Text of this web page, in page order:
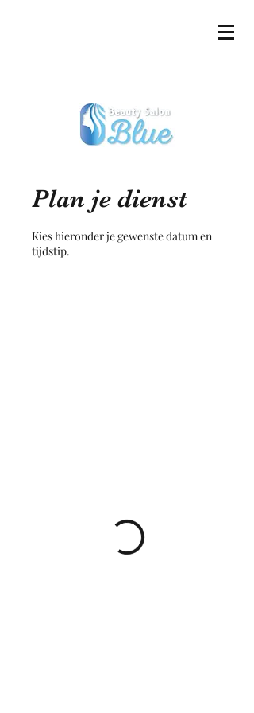
Plan je dienst
Kies hieronder je gewenste datum en
tijdstip.